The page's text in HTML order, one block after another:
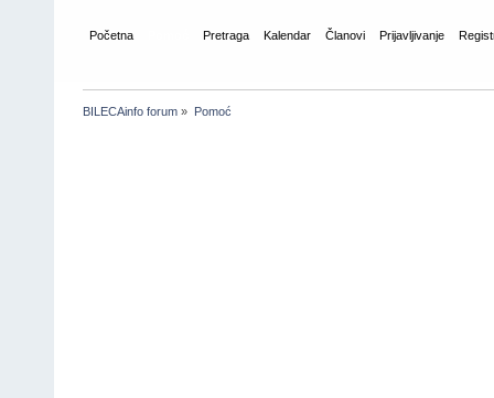
Početna Pretraga Kalendar Članovi Prijavljivanje
BILECAinfo forum » Pomoć